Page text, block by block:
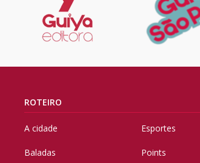
ROTEIRO
A cidade
Baladas
Esportes
Points